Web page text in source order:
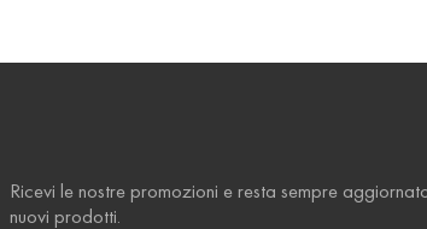
Ricevi le nostre promozioni e resta sempre
nuovi prodotti.